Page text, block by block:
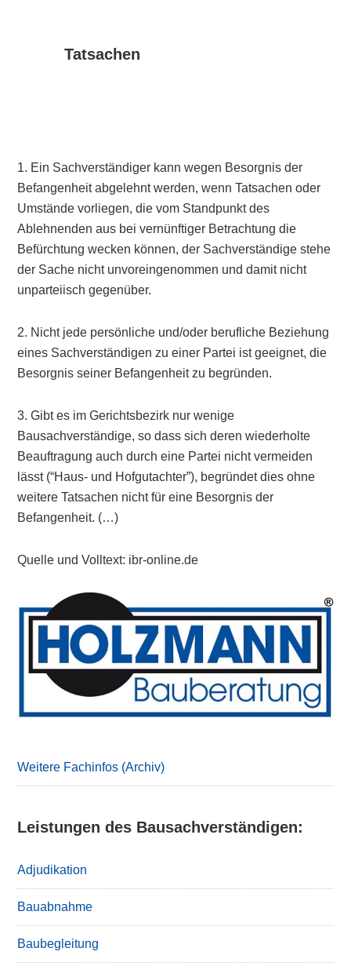
Tatsachen
1. Ein Sachverständiger kann wegen Besorgnis der
Befangenheit abgelehnt werden, wenn Tatsachen oder
Umstände vorliegen, die vom Standpunkt des
Ablehnenden aus bei vernünftiger Betrachtung die
Befürchtung wecken können, der Sachverständige stehe
der Sache nicht unvoreingenommen und damit nicht
unparteiisch gegenüber.
2. Nicht jede persönliche und/oder berufliche Beziehung
eines Sachverständigen zu einer Partei ist geeignet, die
Besorgnis seiner Befangenheit zu begründen.
3. Gibt es im Gerichtsbezirk nur wenige
Bausachverständige, so dass sich deren wiederholte
Beauftragung auch durch eine Partei nicht vermeiden
lässt (“Haus- und Hofgutachter”), begründet dies ohne
weitere Tatsachen nicht für eine Besorgnis der
Befangenheit. (…)
Quelle und Volltext: ibr-online.de
Primary
Sidebar
Weitere Fachinfos (Archiv)
Leistungen des Bausachverständigen:
Adjudikation
Bauabnahme
Baubegleitung